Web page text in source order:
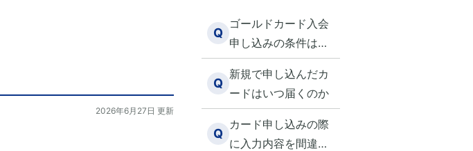
2026年6月27日 更新
Q
ゴールドカード入会
申し込みの条件はあ
りますか？
Q
新規で申し込んだカ
ードはいつ届くのか
Q
カード申し込みの際
に入力内容を間違え